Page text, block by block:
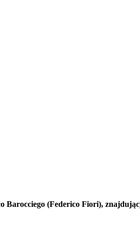
Barocciego (Federico Fiori),